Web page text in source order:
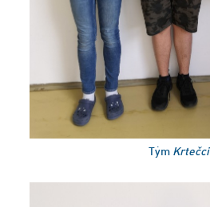
Tým Krtečci